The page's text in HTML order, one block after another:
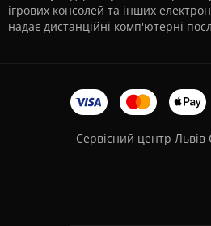
ігрових консолей та інших
надає дистанційні комп'ютерні
Сервісний центр Львів